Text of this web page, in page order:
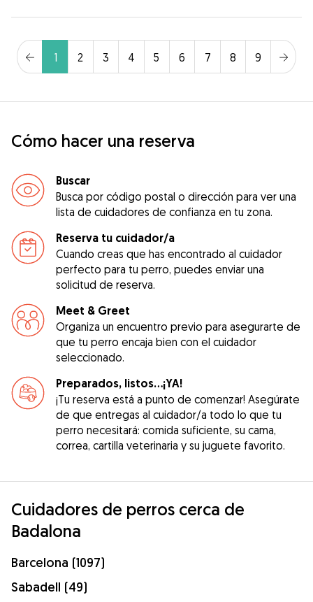
1 2 3 4 5 6 7 8 9
Cómo hacer una reserva
Buscar
Busca por código postal o dirección para ver una
lista de cuidadores de confianza en tu zona.
Reserva tu cuidador/a
Cuando creas que has encontrado al cuidador
perfecto para tu perro, puedes enviar una
solicitud de reserva.
Meet & Greet
Organiza un encuentro previo para asegurarte de
que tu perro encaja bien con el cuidador
seleccionado.
Preparados, listos...¡YA!
¡Tu reserva está a punto de comenzar! Asegúrate
de que entregas al cuidador/a todo lo que tu
perro necesitará: comida suficiente, su cama,
correa, cartilla veterinaria y su juguete favorito.
Cuidadores de perros cerca de
Badalona
Barcelona (1097)
Sabadell (49)